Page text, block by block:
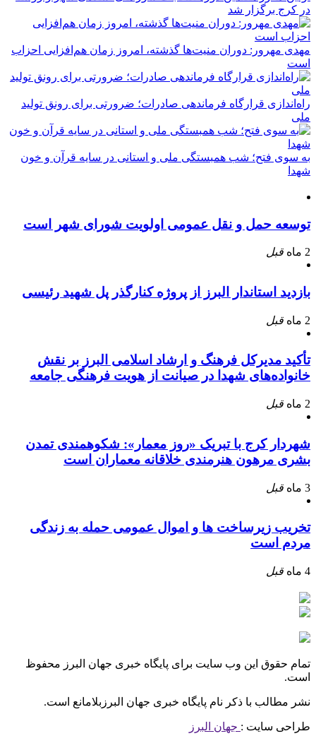
در کرج برگزار شد
مهدی مهرور: دوران منیت‌ها گذشته، امروز زمان هم‌افزایی احزاب
است
راه‌اندازی قرارگاه فرماندهی صادرات؛ ضرورتی برای رونق تولید
ملی
به سوی فتح؛ شب همبستگی ملی و استانی در سایه قرآن و خون
شهدا
توسعه حمل و نقل عمومی اولویت شورای شهر است
2 ماه قبل
بازدید استاندار البرز از پروژه کنارگذر پل شهید رئیسی
2 ماه قبل
تأکید مدیرکل فرهنگ و ارشاد اسلامی البرز بر نقش
خانواده‌های شهدا در صیانت از هویت فرهنگی جامعه
2 ماه قبل
شهردار کرج با تبریک «روز معمار»: شکوهمندی تمدن
بشری مرهون هنرمندی خلاقانه معماران است
3 ماه قبل
تخریب زیرساخت ها و اموال عمومی حمله به زندگی
مردم است
4 ماه قبل
تمام حقوق این وب سایت برای پایگاه خبری جهان البرز محفوظ
است.
نشر مطالب با ذکر نام پایگاه خبری جهان البرزبلامانع است.
طراحی سایت : جهان البرز